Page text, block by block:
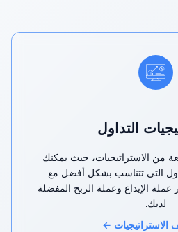
التداول
من الاستراتيجيات، حيث يمكنك
التي تتناسب بشكل أفضل مع
عملة الإيداع وعملة الربح المفضلة
لديك.
←